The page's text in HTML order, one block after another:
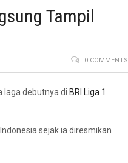
Tampil
0 COMMENTS
laga debutnya di BRI Liga 1
sejak ia diresmikan